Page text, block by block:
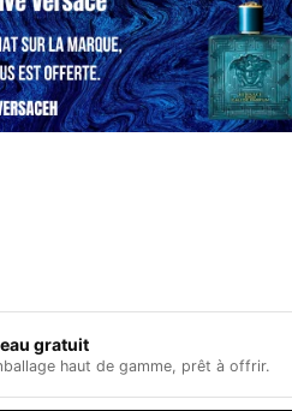
100ml eau de parfum + 5ml eau
intensément que jamais. VERSACE
cœur. Il délivre un message puissant
fière et vulnérable à la fois.
Schwarzer Pfeffer.
Haiti, Vanille
gratuit
haut de gamme, prêt à offrir.